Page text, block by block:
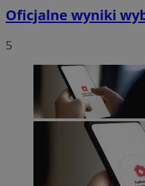
Oficjalne wyniki
5